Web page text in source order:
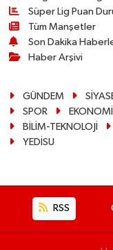
Süper Lig Puan
Tüm Manşetler
Son Dakika
Haber Arşivi
GÜNDEM
SPOR
EKONOMİ
BİLİM-TEKNOLOJİ
YEDİSU
RSS